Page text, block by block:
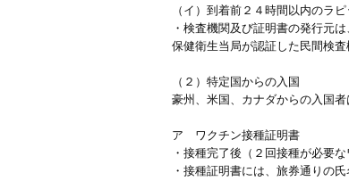
（イ）到着前２４時間以内のラ
・検査機関及び証明書の発行元
保健衛生当局が認証した民間検
（２）特定国からの入国
豪州、米国、カナダからの入国
ア ワクチン接種証明書
・接種完了後（２回接種が必要
・接種証明書には、旅券通りの